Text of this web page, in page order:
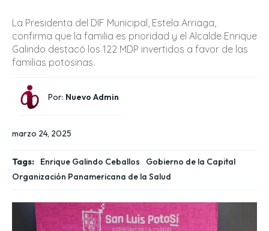
La Presidenta del DIF Municipal, Estela Arriaga,
confirma que la familia es prioridad y el Alcalde Enrique
Galindo destacó los 122 MDP invertidos a favor de las
familias potosinas.
Por: Nuevo Admin
marzo 24, 2025
Tags: Enrique Galindo Ceballos
Gobierno de la Capital
Organización Panamericana de la Salud